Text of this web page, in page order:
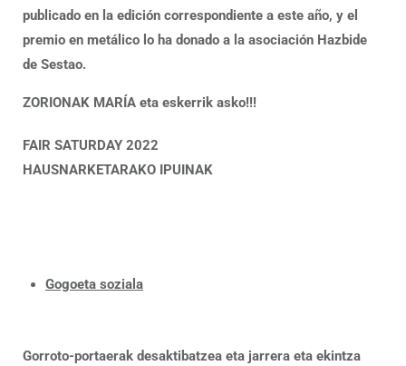
publicado en la edición correspondiente a este año, y el
premio en metálico lo ha donado a la asociación Hazbide
de Sestao.
ZORIONAK MARÍA eta eskerrik asko!!!
FAIR SATURDAY 2022
HAUSNARKETARAKO IPUINAK
Gogoeta soziala
Gorroto-portaerak desaktibatzea eta jarrera eta ekintza